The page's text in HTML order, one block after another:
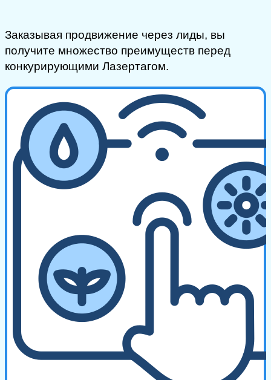
Заказывая продвижение через лиды, вы
получите множество преимуществ перед
конкурирующими Лазертагом.